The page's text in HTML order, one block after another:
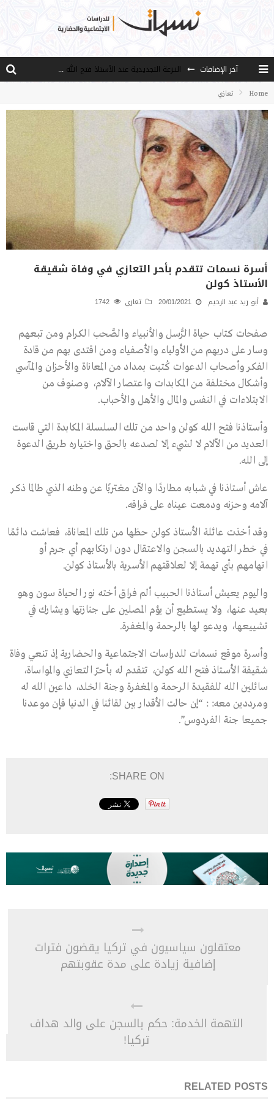
آخر الإضافات
النـزعة التجديدية عند الأستاذ فتح الله كولن
الأستاذ عالما عارفا حكيما
مصادر العلم وسببه
Home تعازي
أسرة نسمات تتقدم بأحر التعازي في وفاة شقيقة
الأستاذ كولن
أبو زيد عبد الرحيم 20/01/2021 تعازي
صفحات كتاب حياة الرُّسل والأنبياء والصَّحب الكرام ومن تبعهم
وسار على دربهم من الأولياء والأصفياء ومن اقتدى بهم من قادة
الفكر وأصحاب الدعوات كُتبت بمداد من المعاناة والأحزان والمآسي
وأشكال مختلفة من المكابدات واعتصار الآلام، وصنوف من
الابتلاءات في النفس والمال والأهل والأحباب.
وأستاذنا فتح الله كولن واحد من تلك السلسلة المكابدة التي قاست
العديد من الآلام لا لشيء إلا لصدعه بالحق واختياره طريق الدعوة
إلى الله.
عاش أستاذنا في شبابه مطاردًا والآن مغتربًا عن وطنه الذي طالما ذكر
آلامه وحزنه ودمعت عيناه على فراقه.
وقد أخذت عائلة الأستاذ كولن حظها من تلك المعاناة، فعاشت دائمًا
في خطر التهديد بالسجن والاعتقال دون ارتكابهم أي جرم أو
اتهامهم بأي تهمة إلا لعلاقتهم الأسرية بالأستاذ كولن.
واليوم يعيش أستاذنا الحبيب ألم فراق أخته نور الحياة سون وهو
بعيد عنها، ولا يستطيع أن يؤم المصلين على جنازتها ويشارك في
تشييعها، ويدعو لها بالرحمة والمغفرة.
وأسرة موقع نسمات للدراسات الاجتماعية والحضارية إذ تنعي وفاة
شقيقة الأستاذ فتح الله كولن، تتقدم له بأحرّ التعازي والمواساة،
سائلين الله للفقيدة الرحمة والمغفرة وجنة الخلد، داعين الله له
ومرددين معه: : “إن حالت الأقدار بين لقائنا في الدنيا فإن موعدنا
جميعا جنة الفردوس”.
SHARE ON:
معتقلون سياسيون في تركيا يقضون فترات
إضافية زيادة على مدة عقوبتهم
التهمة الخدمة: حكم بالسجن على والد هداف
تركيا!
RELATED POSTS